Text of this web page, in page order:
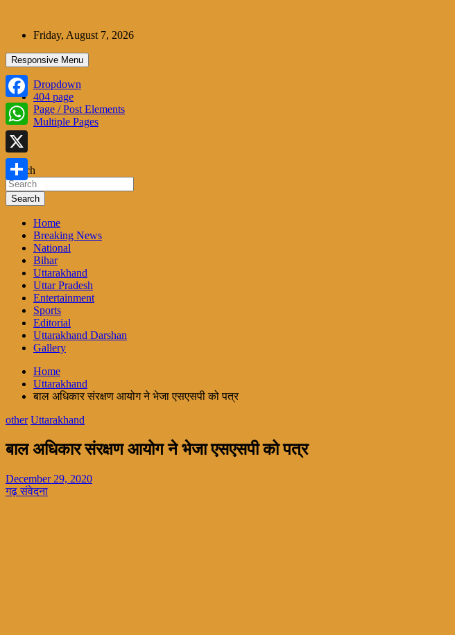
contentFriday, August 7, 2026
Responsive Menu
Dropdown
404 page
Page / Post Elements
Multiple Pages
Search
Search
Home
Breaking News
National
Bihar
Uttarakhand
Uttar Pradesh
Entertainment
Sports
Editorial
Uttarakhand Darshan
Gallery
Home
Uttarakhand
बाल अधिकार संरक्षण आयोग ने भेजा एसएसपी को पत्र
other Uttarakhand
बाल अधिकार संरक्षण आयोग ने भेजा एसएसपी को पत्र
December 29, 2020
गढ़ संवेदना
Facebook
WhatsApp
X
Share